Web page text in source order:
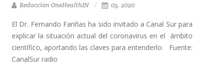
Redacción OneHealthIN 03, 2020
El Dr. Fernando Fariñas ha sido invitado a Canal Sur para
explicar la situación actual del coronavirus en el ámbito
científico, aportando las claves para entenderlo: Fuente:
CanalSur radio